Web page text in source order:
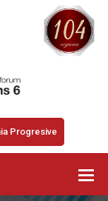
Progresive